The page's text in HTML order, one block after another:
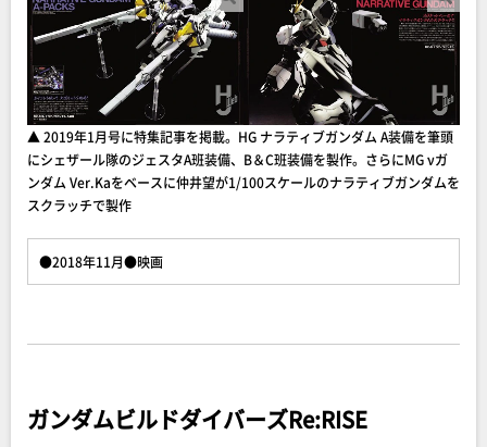
▲ 2019年1月号に特集記事を掲載。HG ナラティブガンダム A装備を筆頭
にシェザール隊のジェスタA班装備、B＆C班装備を製作。さらにMG νガ
ンダム Ver.Kaをベースに仲井望が1/100スケールのナラティブガンダムを
スクラッチで製作
●2018年11月●映画
ガンダムビルドダイバーズRe:RISE